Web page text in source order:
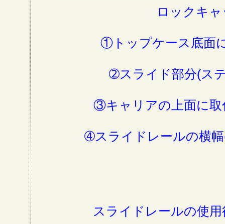
ロックキャ
①トップケース底面
➁スライド部分(ス
③キャリアの上面に取
➃スライドレールの横
スライドレールの使